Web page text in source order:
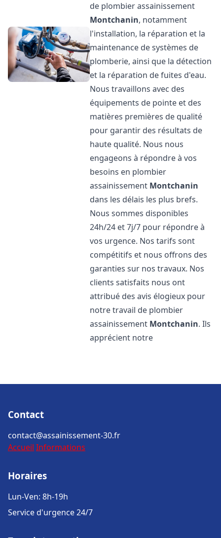
de plombier assainissement
Montchanin, notamment
l'installation, la réparation et la
maintenance de systèmes de
plomberie, ainsi que la détection
et la réparation de fuites d'eau.
Nous travaillons avec des
équipements de pointe et des
matières premières de qualité
pour garantir des résultats de
haute qualité. Nous nous
engageons à répondre à vos
besoins en plombier
assainissement Montchanin
dans les délais les plus brefs.
Nous sommes disponibles
24h/24 et 7j/7 pour répondre à
vos urgence. Nos tarifs sont
compétitifs et nous offrons des
garanties sur nos travaux. Nos
clients satisfaits nous ont
attribué des avis élogieux pour
notre travail de plombier
assainissement Montchanin. Ils
apprécient notre
Contact
contact@assainissement-30.fr
Accueil Informations
Horaires
Lun-Ven: 8h-19h
Service d'urgence 24/7